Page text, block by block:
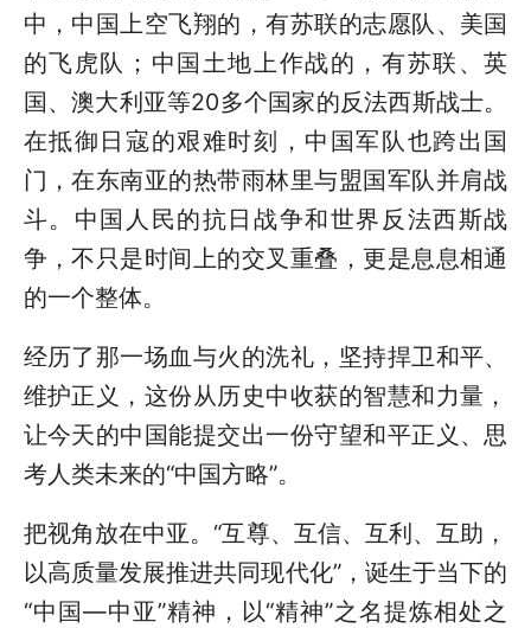
中，中国上空飞翔的，有苏联的志愿队、美国
的飞虎队；中国土地上作战的，有苏联、英
国、澳大利亚等20多个国家的反法西斯战士。
在抵御日寇的艰难时刻，中国军队也跨出国
门，在东南亚的热带雨林里与盟国军队并肩战
斗。中国人民的抗日战争和世界反法西斯战
争，不只是时间上的交叉重叠，更是息息相通
的一个整体。
经历了那一场血与火的洗礼，坚持捍卫和平、
维护正义，这份从历史中收获的智慧和力量，
让今天的中国能提交出一份守望和平正义、思
考人类未来的“中国方略”。
把视角放在中亚。“互尊、互信、互利、互助，
以高质量发展推进共同现代化”，诞生于当下的
“中国—中亚”精神，以“精神”之名提炼相处之